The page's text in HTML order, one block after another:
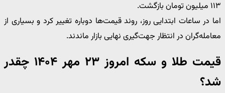
۱۱۳ میلیون تومان بازگشت.
اما در ساعات ابتدایی روز، روند قیمت‌ها دوباره تغییر کرد و بسیاری از
معامله‌گران در انتظار جهت‌گیری نهایی بازار ماندند.
قیمت طلا و سکه امروز ۲۳ مهر ۱۴۰۴ چقدر
شد؟